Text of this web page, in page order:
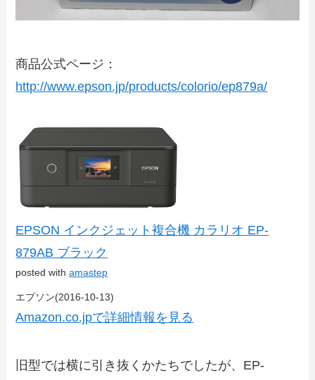
商品公式ページ：
http://www.epson.jp/products/colorio/ep879a/
EPSON インクジェット複合機 カラリオ EP-
879AB ブラック
posted withamastep
エプソン(2016-10-13)
Amazon.co.jpで詳細情報を見る
旧型では横に引き抜くかたちでしたが、EP-